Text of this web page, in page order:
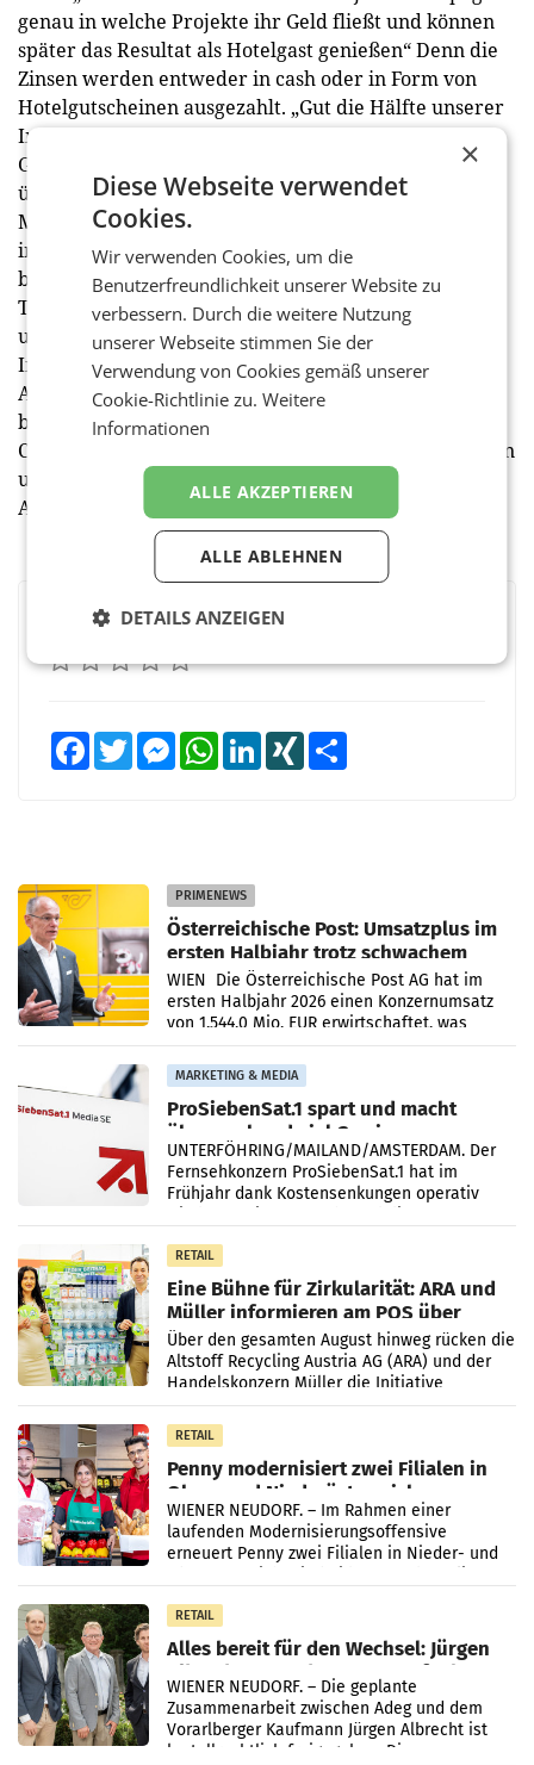
genau in welche Projekte ihr Geld fließt und können
später das Resultat als Hotelgast genießen“ Denn die
Zinsen werden entweder in cash oder in Form von
Hotelgutscheinen ausgezahlt. „Gut die Hälfte unserer
Investoren entscheidet sich für eine Zinszahlung in
Gutscheinen und wird so auch Gast“, so Aubrunner
über das erfolgreiche Konzept. „Bei unseren
Mehrfachinvestoren ist vor allem der Mix aus Zinsen
in cash und Hotelgutscheinen beliebt“ Einen
besonderen Fokus legt das Team von FMTG Invest auf
Transparenz und Austausch mit den Investoren: „Bei
uns endet die Beziehung nicht mit dem Abschluss des
Investments, sondern startet damit“, erklärt
Aubrunner den persönlichen Umgang. Aktuell
befindet sich FMTG Invest mitten in der 12.
Crowdinvestment-Runde. Die lukrierten Mittel fließen
unter anderem in die Realisierung der Residences
Aurora im Falkensteiner Resort Punta Skala.
BEWERTEN SIE DIESEN ARTIKEL
FacebookTwitter MessengerWhatsAppLinkedInXING
PRIMENEWS
Österreichische Post: Umsatzplus im
ersten Halbjahr trotz schwachem
Briefgeschäft
WIEN Die Österreichische Post AG hat im
ersten Halbjahr 2026 einen Konzernumsatz
von 1.544,0 Mio. EUR erwirtschaftet, was
einem Plus von 3,8 Prozent gegenüber dem
Vergleichszeitraum
MARKETING & MEDIA
ProSiebenSat.1 spart und macht
überraschend viel Gewinn
UNTERFÖHRING/MAILAND/AMSTERDAM. Der
Fernsehkonzern ProSiebenSat.1 hat im
Frühjahr dank Kostensenkungen operativ
RETAIL
Eine Bühne für Zirkularität: ARA und
Müller informieren am POS über
Kreislauffähigkeit
Über den gesamten August hinweg rücken die
Altstoff Recycling Austria AG (ARA) und der
Handelskonzern Müller die Initiative
„Kreislauf-Helden“ in allen österreichischen
Müller-Filialen
RETAIL
Penny modernisiert zwei Filialen in
Ober- und Niederösterreich
WIENER NEUDORF. – Im Rahmen einer
laufenden Modernisierungsoffensive
erneuert Penny zwei Filialen in Nieder- und
RETAIL
Alles bereit für den Wechsel: Jürgen
Albrecht setzt ab 1.1.2027 auf Adeg
WIENER NEUDORF. – Die geplante
Zusammenarbeit zwischen Adeg und dem
Vorarlberger Kaufmann Jürgen Albrecht ist
kartellrechtlich freigegeben: Die
×
Diese Webseite verwendet
Cookies.
Wir verwenden Cookies, um die
Benutzerfreundlichkeit unserer Website zu
verbessern. Durch die weitere Nutzung
unserer Webseite stimmen Sie der
Verwendung von Cookies gemäß unserer
Cookie-Richtlinie zu.Weitere
Informationen
ALLE AKZEPTIEREN
ALLE ABLEHNEN
DETAILS ANZEIGEN